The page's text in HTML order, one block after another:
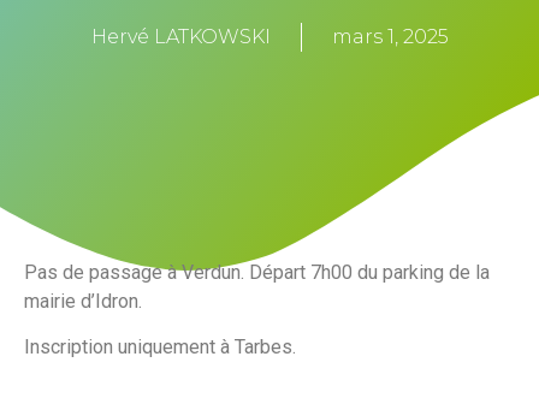
Hervé LATKOWSKI mars 1, 2025
Pas de passage à Verdun. Départ 7h00 du parking de la
mairie d’Idron.
Inscription uniquement à Tarbes.